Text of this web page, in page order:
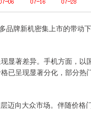
牌新机密集上市的带动
著差异。手机方面，以
已呈现显著分化，部分热
向大众市场。伴随价格